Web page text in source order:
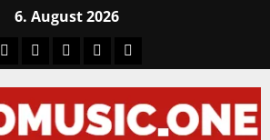
6. August 2026
TiktokFacebookInstagram
X LinkedIN